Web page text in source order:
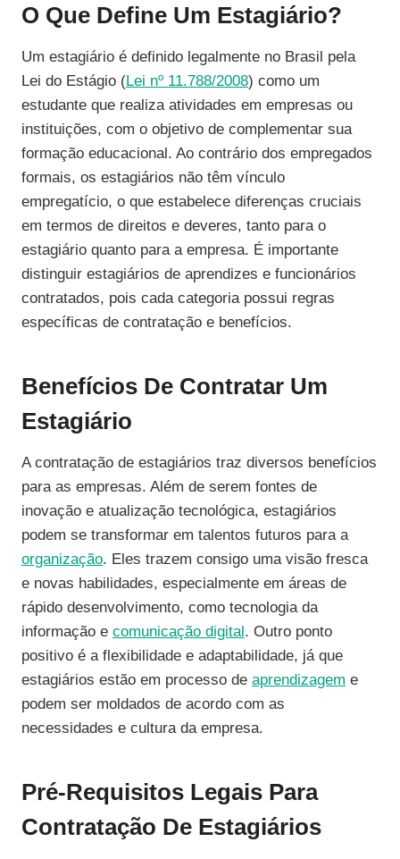
O Que Define Um Estagiário?
Um estagiário é definido legalmente no Brasil pela
Lei do Estágio (Lei nº 11.788/2008) como um
estudante que realiza atividades em empresas ou
instituições, com o objetivo de complementar sua
formação educacional. Ao contrário dos empregados
formais, os estagiários não têm vínculo
empregatício, o que estabelece diferenças cruciais
em termos de direitos e deveres, tanto para o
estagiário quanto para a empresa. É importante
distinguir estagiários de aprendizes e funcionários
contratados, pois cada categoria possui regras
específicas de contratação e benefícios.
Benefícios De Contratar Um
Estagiário
A contratação de estagiários traz diversos benefícios
para as empresas. Além de serem fontes de
inovação e atualização tecnológica, estagiários
podem se transformar em talentos futuros para a
organização. Eles trazem consigo uma visão fresca
e novas habilidades, especialmente em áreas de
rápido desenvolvimento, como tecnologia da
informação e comunicação digital . Outro ponto
positivo é a flexibilidade e adaptabilidade, já que
estagiários estão em processo de aprendizagem e
podem ser moldados de acordo com as
necessidades e cultura da empresa.
Pré-Requisitos Legais Para
Contratação De Estagiários